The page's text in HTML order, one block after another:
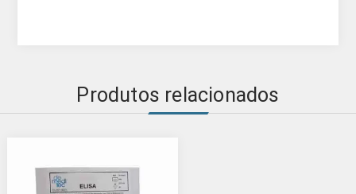
Produtos relacionados